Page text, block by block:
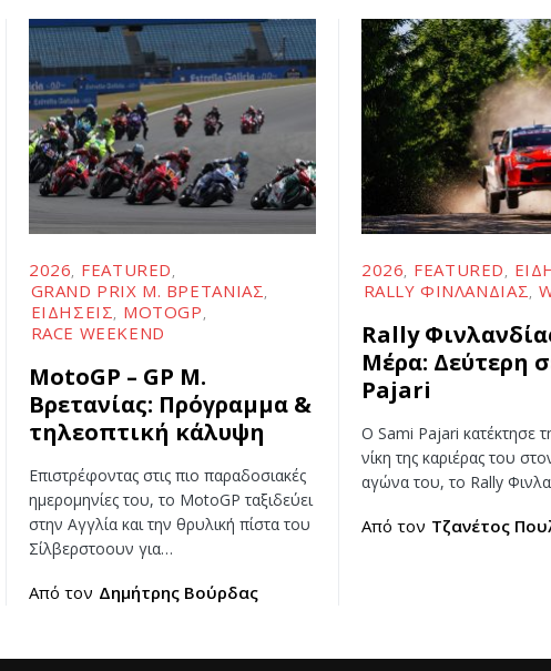
2026 FEATURED
GRAND PRIX Μ. ΒΡΕΤΑΝΊΑΣ
ΕΙΔΉΣΕΙΣ MOTOGP
RACE WEEKEND
MotoGP – GP Μ.
Βρετανίας: Πρόγραμμα &
τηλεοπτική κάλυψη
Επιστρέφοντας στις πιο παραδοσιακές
ημερομηνίες του, το MotoGP ταξιδεύει
στην Αγγλία και την θρυλική πίστα του
Σίλβερστοουν για…
Από τον Δημήτρης Βούρδας
2026 FEATURED
RALLY ΦΙΝΛΑΝΔΊΑΣ
Rally
Μέρα: Δεύτερη
Pajari
Ο Sami Pajari κατέκτησε
νίκη της καριέρας του
αγώνα του, το Rally
Από τον Τζανέτος